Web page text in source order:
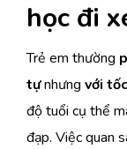
học đi
Trẻ em thường
tựnhưng với
độ tuổi cụ thể
đạp. Việc quan